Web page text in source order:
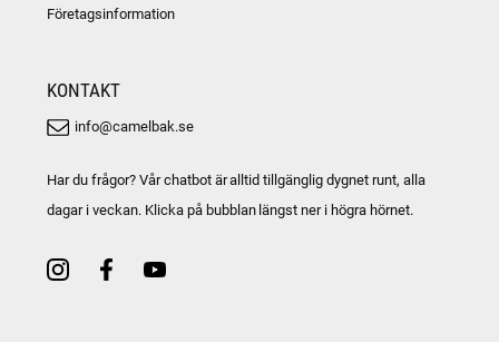
Företagsinformation
KONTAKT
info@camelbak.se
Har du frågor? Vår chatbot är alltid tillgänglig dygnet runt, alla
dagar i veckan. Klicka på bubblan längst ner i högra hörnet.